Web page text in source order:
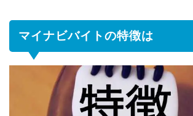
イ
バ
マイナビバイトの特徴は